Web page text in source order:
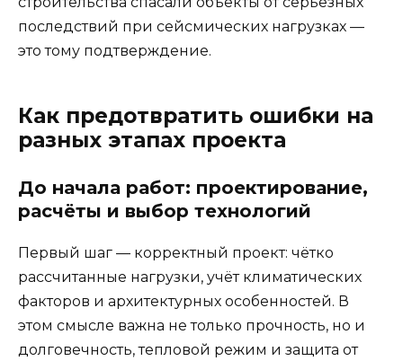
последствий при сейсмических нагрузках —
это тому подтверждение.
Как предотвратить ошибки на
разных этапах проекта
До начала работ: проектирование,
расчёты и выбор технологий
Первый шаг — корректный проект: чётко
рассчитанные нагрузки, учёт климатических
факторов и архитектурных особенностей. В
этом смысле важна не только прочность, но и
долговечность, тепловой режим и защита от